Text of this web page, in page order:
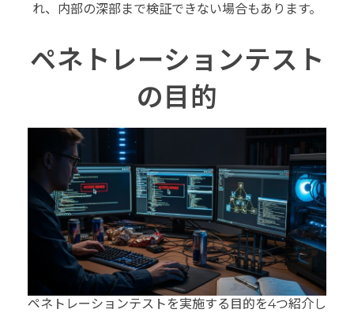
れ、内部の深部まで検証できない場合もあります。
ペネトレーションテスト
の目的
ペネトレーションテストを実施する目的を4つ紹介し